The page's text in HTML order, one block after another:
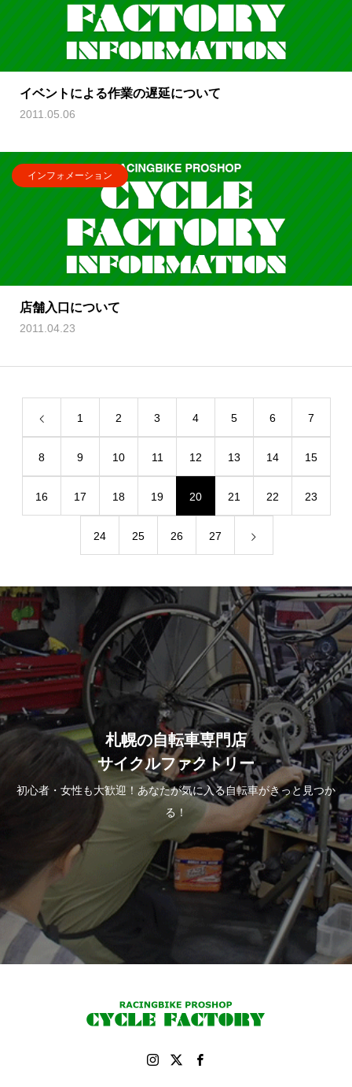
イベントによる作業の遅延について
2011.05.06
インフォメーション
店舗入口について
2011.04.23
1 2 3 4 5 6 7
8 9 10 11 12 13 14 15
16 17 18 19 20 21 22 23
24 25 26 27
札幌の自転車専門店
サイクルファクトリー
初心者・女性も大歓迎！あなたが気に入る自転車がきっと見つか
る！